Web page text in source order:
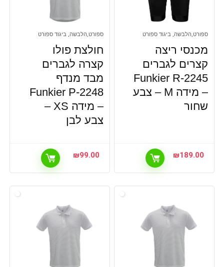
ספורט,הלבשה, ביגוד ספורט
מכנסי ריצה
קצרים לגברים
Funkier R-2245
– מידה M – צבע
שחור
₪189.00
ספורט,הלבשה, ביגוד ספורט
חולצת פולו
קצרה לגברים
מבד מנדף
Funkier P-2248
– מידה XS –
צבע לבן
₪99.00